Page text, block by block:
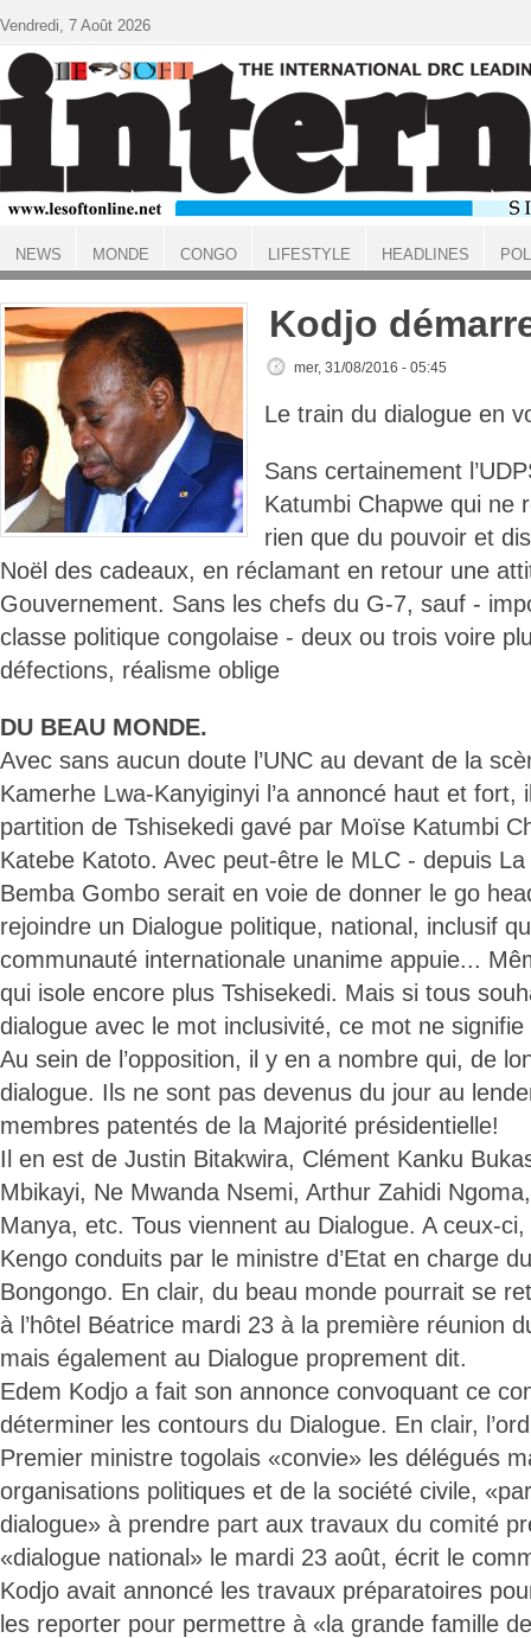
ACCUEIL
Kodjo
mer, 31/08/2016 - 05:45
Le train du dialogue en
Sans certainement
Katumbi Chapwe qui ne
rien que du pouvoir et
Noël des cadeaux, en réclamant en retour une
Gouvernement. Sans les chefs du G-7, sauf -
classe politique congolaise - deux ou trois voire
défections, réalisme oblige
DU BEAU MONDE.
Avec sans aucun doute l’UNC au devant de la
Kamerhe Lwa-Kanyiginyi l’a annoncé haut et fort,
partition de Tshisekedi gavé par Moïse Katumbi
Katebe Katoto. Avec peut-être le MLC - depuis
Bemba Gombo serait en voie de donner le go
rejoindre un Dialogue politique, national, inclusif
communauté internationale unanime appuie...
qui isole encore plus Tshisekedi. Mais si tous
dialogue avec le mot inclusivité, ce mot ne
Au sein de l’opposition, il y en a nombre qui, de
dialogue. Ils ne sont pas devenus du jour au
membres patentés de la Majorité présidentielle!
Il en est de Justin Bitakwira, Clément Kanku
Mbikayi, Ne Mwanda Nsemi, Arthur Zahidi
Manya, etc. Tous viennent au Dialogue. A ceux-ci,
Kengo conduits par le ministre d’Etat en charge
Bongongo. En clair, du beau monde pourrait se
à l’hôtel Béatrice mardi 23 à la première réunion
mais également au Dialogue proprement dit.
Edem Kodjo a fait son annonce convoquant ce
déterminer les contours du Dialogue. En clair,
Premier ministre togolais «convie» les délégués
organisations politiques et de la société civile,
dialogue» à prendre part aux travaux du comité
«dialogue national» le mardi 23 août, écrit le
Kodjo avait annoncé les travaux préparatoires
les reporter pour permettre à «la grande famille
Vendredi, 7 Août 2026
NEWS MONDE CONGO LIFESTYLE HEADLINES